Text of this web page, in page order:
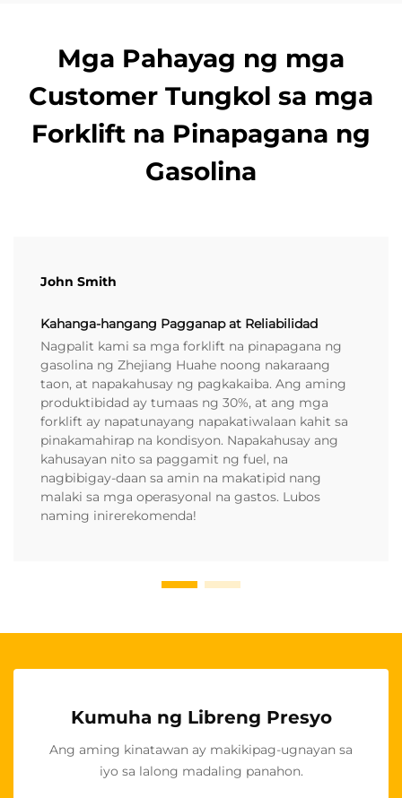
Mga Pahayag ng mga
Customer Tungkol sa mga
Forklift na Pinapagana ng
Gasolina
John Smith
Kahanga-hangang Pagganap at Reliabilidad
Nagpalit kami sa mga forklift na pinapagana ng
gasolina ng Zhejiang Huahe noong nakaraang
taon, at napakahusay ng pagkakaiba. Ang aming
produktibidad ay tumaas ng 30%, at ang mga
forklift ay napatunayang napakatiwalaan kahit sa
pinakamahirap na kondisyon. Napakahusay ang
kahusayan nito sa paggamit ng fuel, na
nagbibigay-daan sa amin na makatipid nang
malaki sa mga operasyonal na gastos. Lubos
naming inirerekomenda!
Kumuha ng Libreng Presyo
Ang aming kinatawan ay makikipag-ugnayan sa
iyo sa lalong madaling panahon.